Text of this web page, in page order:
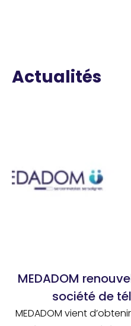
Actualités
MEDADOM
société de
MEDADOM vient